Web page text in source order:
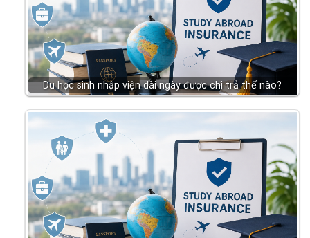
Du học sinh nhập viện dài ngày được chi trả thế nào?